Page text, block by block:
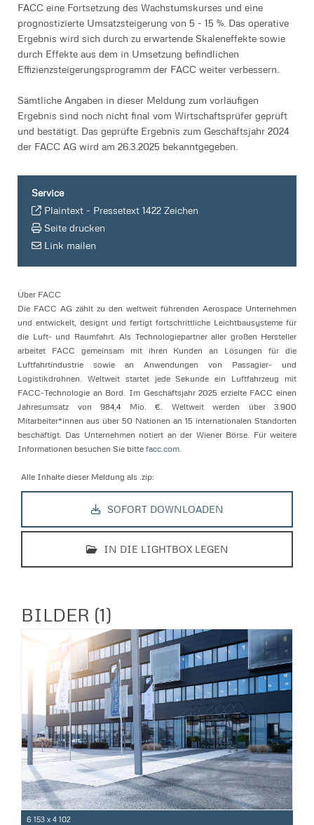
FACC eine Fortsetzung des Wachstumskurses und eine
prognostizierte Umsatzsteigerung von 5 - 15 %. Das operative
Ergebnis wird sich durch zu erwartende Skaleneffekte sowie
durch Effekte aus dem in Umsetzung befindlichen
Effizienzsteigerungsprogramm der FACC weiter verbessern.
Sämtliche Angaben in dieser Meldung zum vorläufigen
Ergebnis sind noch nicht final vom Wirtschaftsprüfer geprüft
und bestätigt. Das geprüfte Ergebnis zum Geschäftsjahr 2024
der FACC AG wird am 26.3.2025 bekanntgegeben.
Service
Plaintext - Pressetext 1422 Zeichen
Seite drucken
Link mailen
Über FACC
Die FACC AG zählt zu den weltweit führenden Aerospace Unternehmen
und entwickelt, designt und fertigt fortschrittliche Leichtbausysteme für
die Luft- und Raumfahrt. Als Technologiepartner aller großen Hersteller
arbeitet FACC gemeinsam mit ihren Kunden an Lösungen für die
Luftfahrtindustrie sowie an Anwendungen von Passagier- und
Logistikdrohnen. Weltweit startet jede Sekunde ein Luftfahrzeug mit
FACC-Technologie an Bord. Im Geschäftsjahr 2025 erzielte FACC einen
Jahresumsatz von 984,4 Mio. €. Weltweit werden über 3.900
Mitarbeiter*innen aus über 50 Nationen an 15 internationalen Standorten
beschäftigt. Das Unternehmen notiert an der Wiener Börse. Für weitere
Informationen besuchen Sie bitte facc.com.
Alle Inhalte dieser Meldung als .zip:
SOFORT DOWNLOADEN
IN DIE LIGHTBOX LEGEN
BILDER (1)
6 153 x 4 102